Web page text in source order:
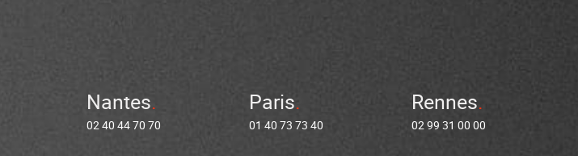
Nantes
02 40 44 70 70
Paris
01 40 73 73 40
Rennes
02 99 31 00 00